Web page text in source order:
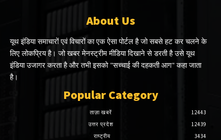
About Us
यूथ इंडिया समाचारों एवं विचारों का एक ऐसा पोर्टल है जो सबसे हट कर चलने के
लिए लोकप्रिय है। जो खबर मेनस्ट्रीम मीडिया दिखाने से डरती है उसे यूथ
इंडिया उजागर करता है और तभी इसको "सच्चाई की दहकती आग" कहा जाता
है।
Popular Category
ताज़ा खबरें
12443
उत्तर प्रदेश
12439
राष्ट्रीय
3434